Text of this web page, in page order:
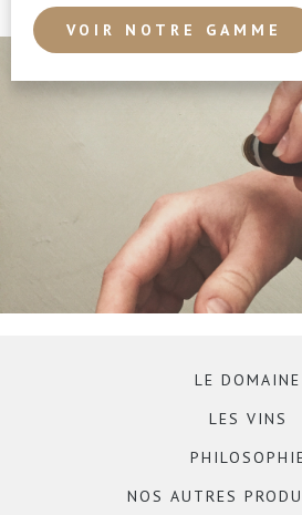
VOIR NOTRE GAMME
LE DOMAINE
LES VINS
NOS AUTRES